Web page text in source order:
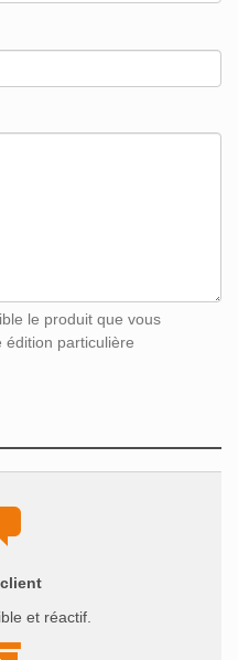
le produit que vous
édition particulière
et réactif.